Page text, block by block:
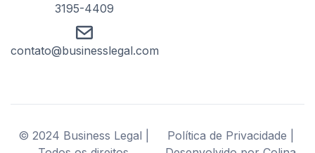
3195-4409
contato@businesslegal.com
© 2024 Business Legal |
Política de Privacidade |